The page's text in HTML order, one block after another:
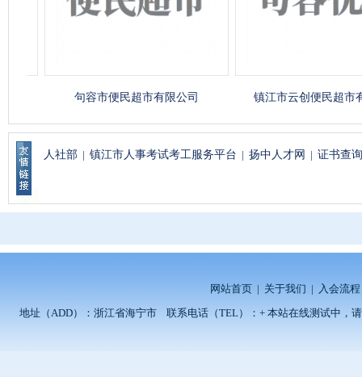
句容市便民超市有限公司 镇江市云创便民超市有限
人社部 | 镇江市人事考试考工服务平台 | 扬中人才网 | 证书查询
网站首页 | 关于我们 | 入会流程
地址（ADD）：浙江省海宁市 联系电话（TEL）：+ 本站在线测试中，